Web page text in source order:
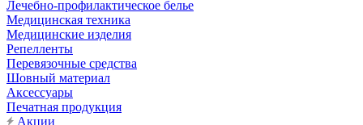
Лечебно-профилактическое белье
Медицинская техника
Медицинские изделия
Репелленты
Перевязочные средства
Шовный материал
Аксессуары
Печатная продукция
Акции